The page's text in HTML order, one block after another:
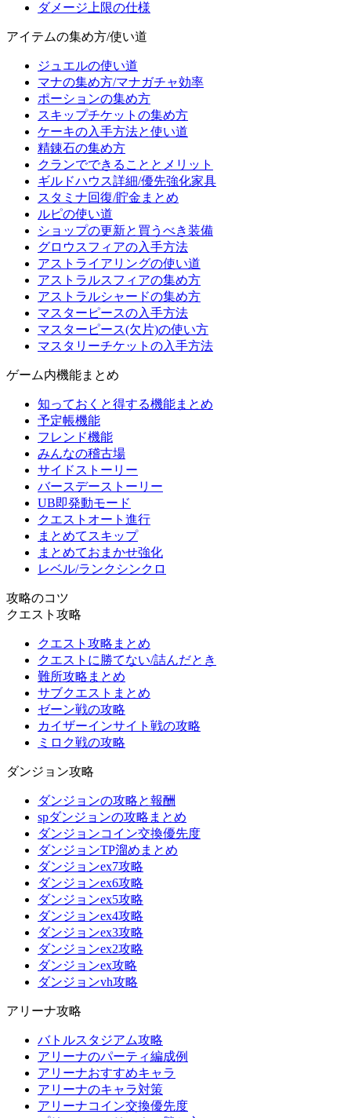
ダメージ上限の仕様
アイテムの集め方/使い道
ジュエルの使い道
マナの集め方/マナガチャ効率
ポーションの集め方
スキップチケットの集め方
ケーキの入手方法と使い道
精錬石の集め方
クランでできることとメリット
ギルドハウス詳細/優先強化家具
スタミナ回復/貯金まとめ
ルピの使い道
ショップの更新と買うべき装備
グロウスフィアの入手方法
アストライアリングの使い道
アストラルスフィアの集め方
アストラルシャードの集め方
マスターピースの入手方法
マスターピース(欠片)の使い方
マスタリーチケットの入手方法
ゲーム内機能まとめ
知っておくと得する機能まとめ
予定帳機能
フレンド機能
みんなの稽古場
サイドストーリー
バースデーストーリー
UB即発動モード
クエストオート進行
まとめてスキップ
まとめておまかせ強化
レベル/ランクシンクロ
攻略のコツ
クエスト攻略
クエスト攻略まとめ
クエストに勝てない/詰んだとき
難所攻略まとめ
サブクエストまとめ
ゼーン戦の攻略
カイザーインサイト戦の攻略
ミロク戦の攻略
ダンジョン攻略
ダンジョンの攻略と報酬
spダンジョンの攻略まとめ
ダンジョンコイン交換優先度
ダンジョンTP溜めまとめ
ダンジョンex7攻略
ダンジョンex6攻略
ダンジョンex5攻略
ダンジョンex4攻略
ダンジョンex3攻略
ダンジョンex2攻略
ダンジョンex攻略
ダンジョンvh攻略
アリーナ攻略
バトルスタジアム攻略
アリーナのパーティ編成例
アリーナおすすめキャラ
アリーナのキャラ対策
アリーナコイン交換優先度